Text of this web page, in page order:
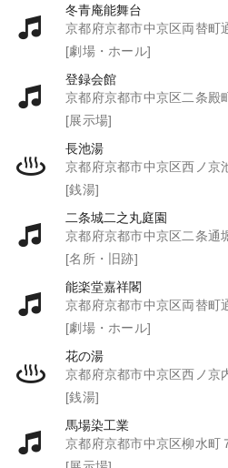
冬青庵能舞台
京都府京都市中京区両替町
[劇場・ホール]
登録会館
京都府京都市中京区二条殿
[展示場]
長池湯
京都府京都市中京区西ノ京
[銭湯]
二条城二之丸庭園
京都府京都市中京区二条通
[名所・旧跡]
能楽堂嘉祥閣
京都府京都市中京区両替町通
[劇場・ホール]
花の湯
京都府京都市中京区西ノ京
[銭湯]
馬場染工業
京都府京都市中京区柳水町